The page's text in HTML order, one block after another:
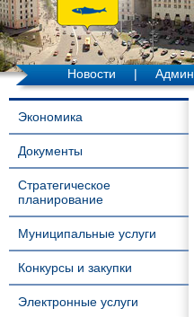
Новости |
Экономика
Документы
Стратегическое
планирование
Муниципальные услуги
Конкурсы и закупки
Электронные услуги